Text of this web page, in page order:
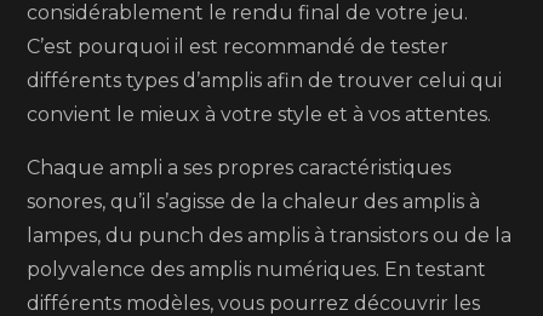
considérablement le rendu final de votre jeu.
C’est pourquoi il est recommandé de tester
différents types d’amplis afin de trouver celui qui
convient le mieux à votre style et à vos attentes.
Chaque ampli a ses propres caractéristiques
sonores, qu’il s’agisse de la chaleur des amplis à
lampes, du punch des amplis à transistors ou de la
polyvalence des amplis numériques. En testant
différents modèles, vous pourrez découvrir les